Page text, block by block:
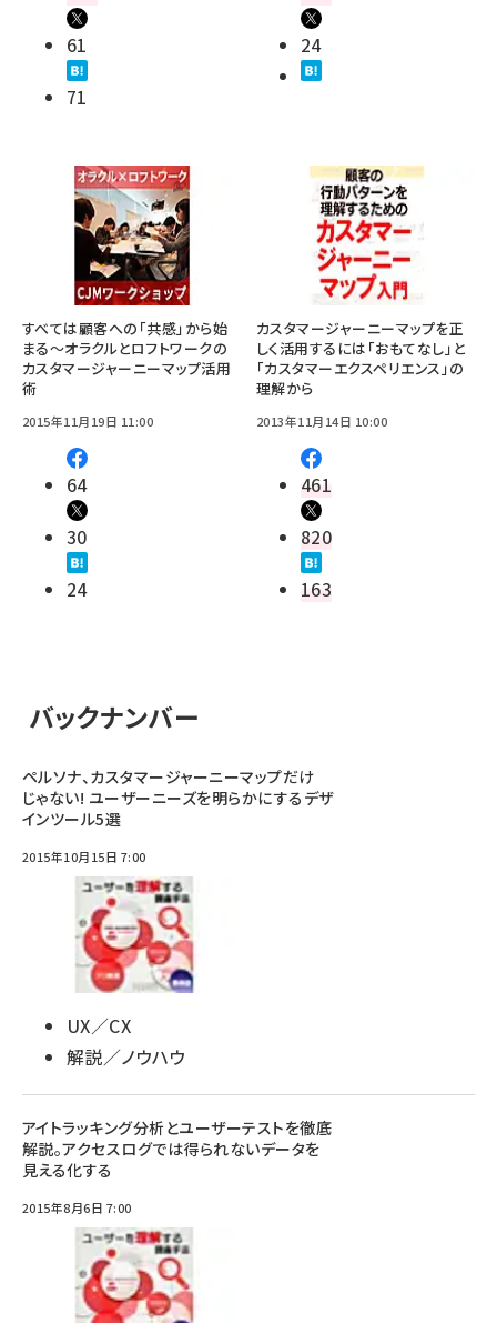
61
71
24
すべては顧客への「共感」から始
まる～オラクルとロフトワークの
カスタマージャーニーマップ活用
術
2015年11月19日 11:00
64
30
24
カスタマージャーニーマップを正
しく活用するには「おもてなし」と
「カスタマーエクスペリエンス」の
理解から
2013年11月14日 10:00
461
820
163
バックナンバー
ペルソナ、カスタマージャーニーマップだけ
じゃない! ユーザーニーズを明らかにするデザ
インツール5選
2015年10月15日 7:00
UX／CX
解説／ノウハウ
アイトラッキング分析とユーザーテストを徹底
解説。アクセスログでは得られないデータを
見える化する
2015年8月6日 7:00